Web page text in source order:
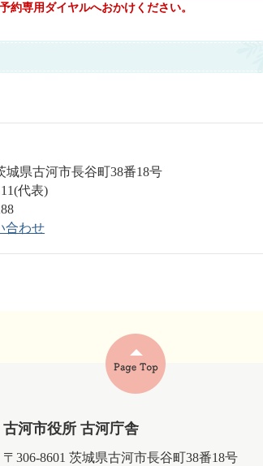
約専用ダイヤルへおかけください。
城県古河市長谷町38番18号
代表)
合わせ
古河市役所 古河庁舎
〒306-8601 茨城県古河市長谷町38番18号